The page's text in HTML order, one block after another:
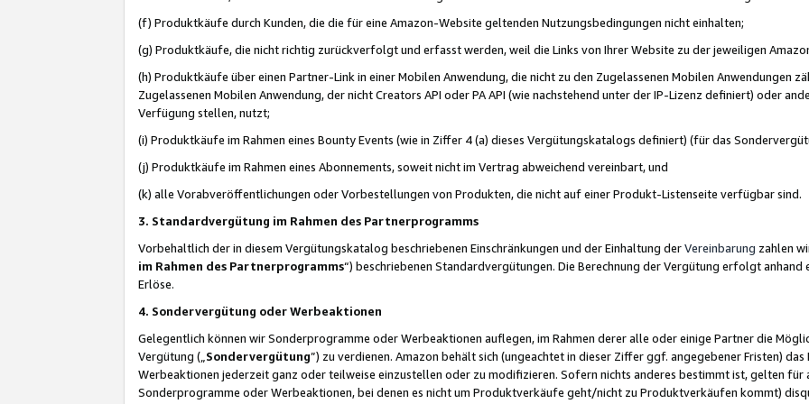
(f) Produktkäufe durch Kunden, die die für eine Amazon-Website geltenden Nutzungsbedingungen nicht einhalten;
(g) Produktkäufe, die nicht richtig zurückverfolgt und erfasst werden, weil die Links von Ihrer Website zu der jeweiligen
(h) Produktkäufe über einen Partner-Link in einer Mobilen Anwendung, die nicht zu den Zugelassenen Mobilen Anwendungen
Zugelassenen Mobilen Anwendung, der nicht Creators API oder PA API (wie nachstehend unter der IP-Lizenz definiert) oder
Verfügung stellen, nutzt;
(i) Produktkäufe im Rahmen eines Bounty Events (wie in Ziffer 4 (a) dieses Vergütungskatalogs definiert) (für das
(j) Produktkäufe im Rahmen eines Abonnements, soweit nicht im Vertrag abweichend vereinbart, und
(k) alle Vorabveröffentlichungen oder Vorbestellungen von Produkten, die nicht auf einer Produkt-Listenseite verfügbar sind.
3. Standardvergütung im Rahmen des Partnerprogramms
Vorbehaltlich der in diesem Vergütungskatalog beschriebenen Einschränkungen und der Einhaltung derVereinbarung zahlen
im Rahmen des Partnerprogramms“) beschriebenen Standardvergütungen. Die Berechnung der Vergütung erfolgt
Erlöse.
4. Sondervergütung oder Werbeaktionen
Gelegentlich können wir Sonderprogramme oder Werbeaktionen auflegen, im Rahmen derer alle oder einige Partner die
Vergütung („ Sondervergütung”) zu verdienen. Amazon behält sich (ungeachtet in dieser Ziffer ggf. angegebener Fristen)
Werbeaktionen jederzeit ganz oder teilweise einzustellen oder zu modifizieren. Sofern nichts anderes bestimmt ist, gelten
Sonderprogramme oder Werbeaktionen, bei denen es nicht um Produktverkäufe geht/nicht zu Produktverkäufen kommt)